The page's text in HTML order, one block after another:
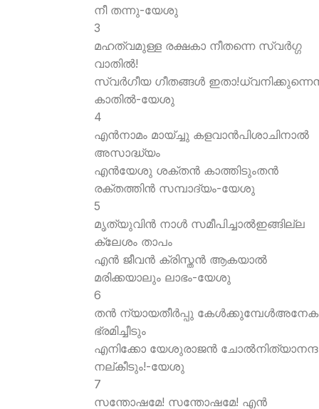
നീ തന്നു-യേശു
3
മഹത്വമുള്ള രക്ഷകാ നീതന്നെ സ്വര്‍ഗ്ഗ
വാതില്‍!
സ്വര്‍ഗീയ ഗീതങ്ങള്‍
കാതില്‍-യേശു
4
എന്‍നാമം മായ്ച്ചു കളവാന്‍പിശാചിനാല്‍
അസാദ്ധ്യം
എന്‍യേശു ശക്തന്‍ കാത്തിടുംതന്‍
രക്തത്തിന്‍ സമ്പാദ്യം-യേശു
5
മൃത്യുവിന്‍ നാള്‍ സമീപിച്ചാല്‍ഇങ്ങില്ല
ക്ലേശം താപം
എന്‍ ജീവന്‍ ക്രിസ്തന്‍ ആകയാല്‍
മരിക്കയാലും ലാഭം-യേശു
6
തന്‍ ന്യായതീര്‍പ്പു
ഭ്രമിച്ചീടും
എനിക്കോ യേശുരാജന്‍
നല്കീടും!-യേശു
7
സന്തോഷമേ! സന്തോഷമേ! എന്‍